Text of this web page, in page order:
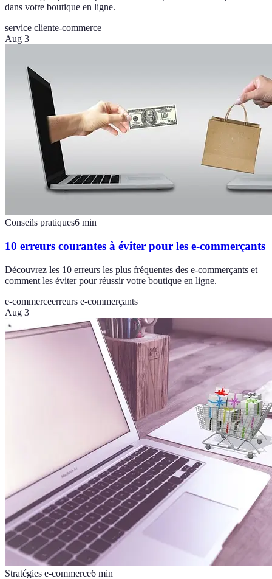
dans votre boutique en ligne.
service cliente-commerce
Aug 3
Conseils pratiques6 min
10 erreurs courantes à éviter pour les e-commerçants
Découvrez les 10 erreurs les plus fréquentes des e-commerçants et
comment les éviter pour réussir votre boutique en ligne.
e-commerceerreurs e-commerçants
Aug 3
Stratégies e-commerce6 min